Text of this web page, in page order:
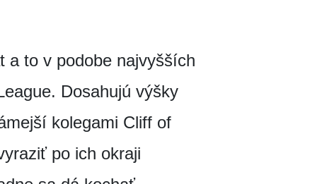
a to v podobe najvyšších
Dosahujú výšky
kolegami Cliff of
po ich okraji